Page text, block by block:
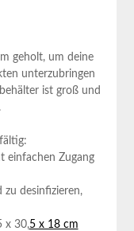
geholt, um deine
unterzubringen
ist groß und
⁤einfachen Zugang
zu desinfizieren,‍
x 30,5 x 18 cm